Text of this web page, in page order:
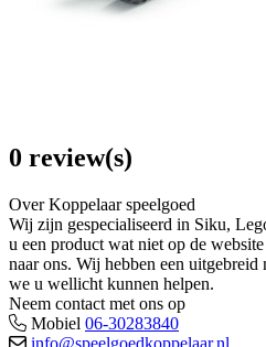
0 review(s)
Over Koppelaar speelgoed
Wij zijn gespecialiseerd in Siku,
u een product wat niet op de
naar ons. Wij hebben een
we u wellicht kunnen helpen.
Neem contact met ons op
Mobiel 06-30283840
info@speelgoedkoppelaar.nl